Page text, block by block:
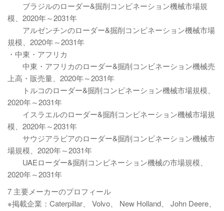
ブラジルのローダー&掘削コンビネーション機械市場規
模、2020年～2031年
アルゼンチンのローダー&掘削コンビネーション機械市場
規模、2020年～2031年
・中東・アフリカ
中東・アフリカのローダー&掘削コンビネーション機械売
上高・販売量、2020年～2031年
トルコのローダー&掘削コンビネーション機械市場規模、
2020年～2031年
イスラエルのローダー&掘削コンビネーション機械市場規
模、2020年～2031年
サウジアラビアのローダー&掘削コンビネーション機械市
場規模、2020年～2031年
UAEローダー&掘削コンビネーション機械の市場規模、
2020年～2031年
7 主要メーカーのプロフィール
※掲載企業：Caterpillar、 Volvo、 New Holland、 John Deere、